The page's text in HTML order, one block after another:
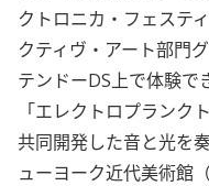
クトロニカ・フェステ
クティヴ・アート部門
テンドーDS上で体験で
「エレクトロプランク
共同開発した音と光を
ューヨーク近代美術館